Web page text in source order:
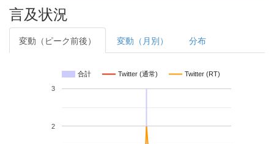
言及状況
変動（ピーク前後） 変動（月別） 分布
合計 Twitter (通常) Twitter (RT)
2
3